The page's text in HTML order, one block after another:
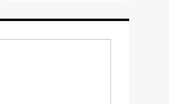
Infusionen